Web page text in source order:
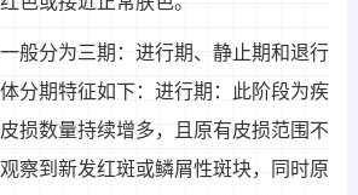
般分为三期：进行期、静止期和退行
分期特征如下：进行期：此阶段为疾
损数量持续增多，且原有皮损范围不
察到新发红斑或鳞屑性斑块，同时原